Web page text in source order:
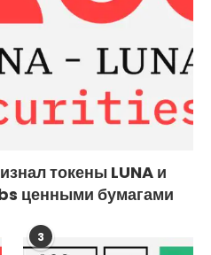
токены LUNA и
ценными бумагами
3